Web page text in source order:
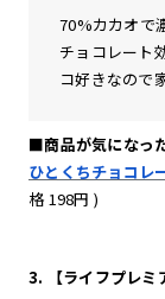
70%カカオで
チョコレート
コ好きなので
■商品が気になっ
ひとくちチョコレ
格 198円 )
3. 【ライフプレミ